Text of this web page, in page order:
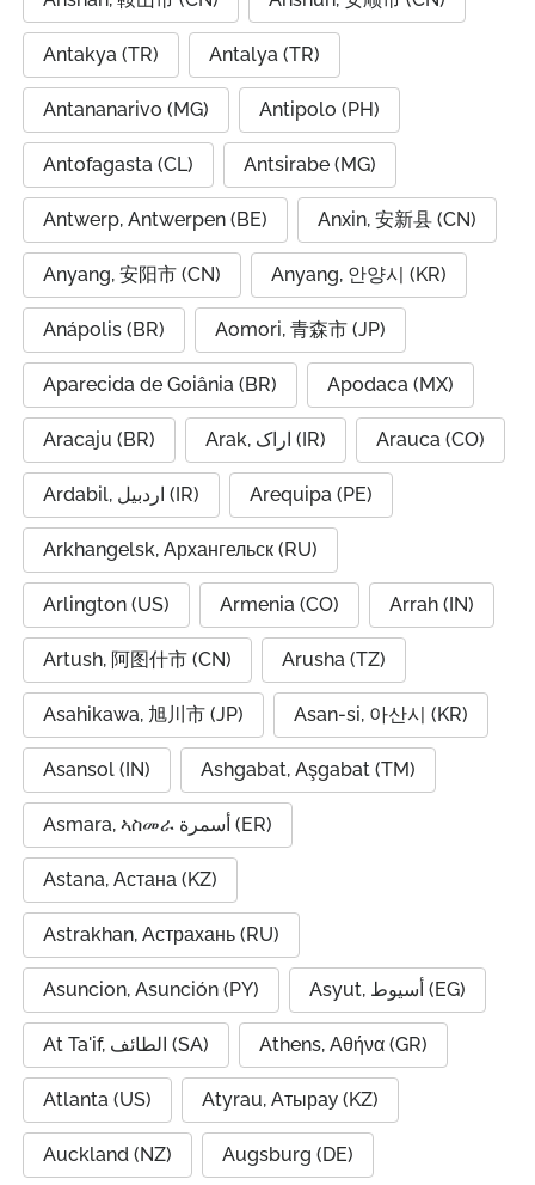
Antakya (TR) Antalya (TR)
Antananarivo (MG) Antipolo (PH)
Antofagasta (CL) Antsirabe (MG)
Antwerp, Antwerpen (BE) Anxin, 安新县 (CN)
Anyang, 安阳市 (CN) Anyang, 안양시 (KR)
Anápolis (BR) Aomori, 青森市 (JP)
Aparecida de Goiânia (BR) Apodaca (MX)
Aracaju (BR) Arak, اراک (IR) Arauca (CO)
Ardabil, اردبیل (IR) Arequipa (PE)
Arkhangelsk, Архангельск (RU)
Arlington (US) Armenia (CO) Arrah (IN)
Artush, 阿图什市 (CN) Arusha (TZ)
Asahikawa, 旭川市 (JP) Asan-si, 아산시 (KR)
Asansol (IN) Ashgabat, Aşgabat (TM)
Asmara, ኣስመራ أسمرة (ER)
Astana, Астана (KZ)
Astrakhan, Астрахань (RU)
Asuncion, Asunción (PY) Asyut, أسيوط (EG)
At Ta'if, الطائف (SA) Athens, Αθήνα (GR)
Atlanta (US) Atyrau, Атырау (KZ)
Auckland (NZ) Augsburg (DE)